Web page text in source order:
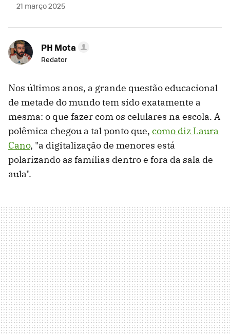
21 março 2025
PH Mota
Redator
Nos últimos anos, a grande questão educacional
de metade do mundo tem sido exatamente a
mesma: o que fazer com os celulares na escola. A
polêmica chegou a tal ponto que, como diz Laura
Cano, "a digitalização de menores está
polarizando as famílias dentro e fora da sala de
aula".